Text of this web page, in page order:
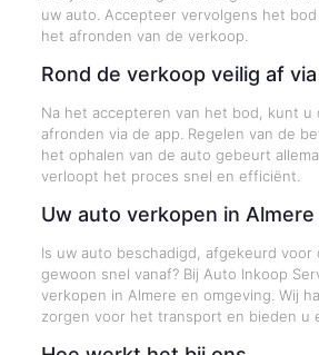
uw auto. Accepteer vervolgens het
het afronden van de verkoop.
Rond de verkoop veilig af
Na het accepteren van het bod, kunt u
afronden via de app. Regelen van de
het ophalen van de auto gebeurt
verloopt het proces snel en efficiënt.
Uw auto verkopen in
Is uw auto beschadigd, afgekeurd voor
gewoon snel vanaf? Bij Auto Inkoop
verkopen in Almere en omgeving. Wij
zorgen voor het transport en bieden u